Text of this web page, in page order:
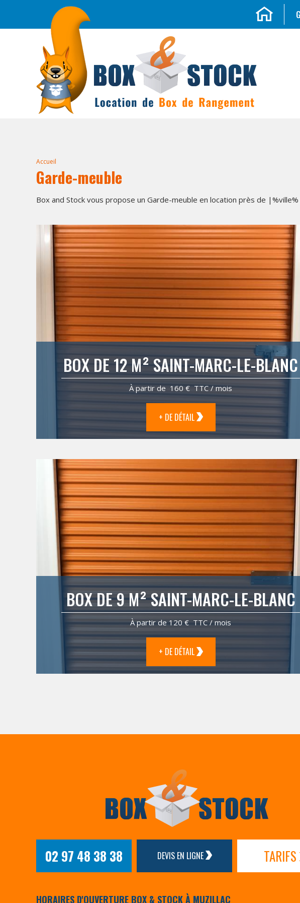
Accueil
Garde-meuble
Box and Stock vous propose un Garde-meuble en location près de
BOX DE 12 M² SAINT-MARC-LE-BLANC
À partir de 160 € TTC / mois
+ DE DÉTAIL
BOX DE 9 M² SAINT-MARC-LE-BLANC
À partir de 120 € TTC / mois
+ DE DÉTAIL
02 97 48 38 38 DEVIS EN LIGNE TARIFS
HORAIRES D'OUVERTURE BOX & STOCK À MUZILLAC